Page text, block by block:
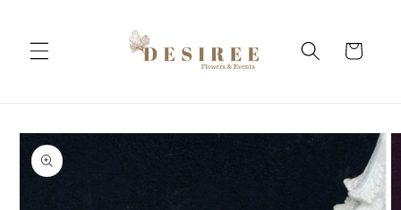
Coș
informațiile
despre
produs